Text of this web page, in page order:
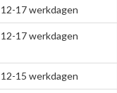
12-17 werkdagen
12-17 werkdagen
12-15 werkdagen